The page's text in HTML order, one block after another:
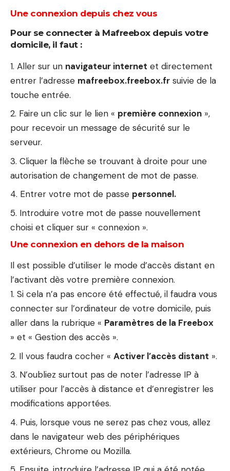
Une connexion depuis chez vous
Pour se connecter à Mafreebox depuis votre
domicile, il faut :
Aller sur un navigateur internet et directement
entrer l’adresse mafreebox.freebox.fr suivie de la
touche entrée.
Faire un clic sur le lien « première connexion »,
pour recevoir un message de sécurité sur le
serveur.
Cliquer la flèche se trouvant à droite pour une
autorisation de changement de mot de passe.
Entrer votre mot de passe personnel.
Introduire votre mot de passe nouvellement
choisi et cliquer sur « connexion ».
Une connexion en dehors de la maison
Il est possible d’utiliser le mode d’accès distant en
l’activant dès votre première connexion.
Si cela n’a pas encore été effectué, il faudra vous
connecter sur l’ordinateur de votre domicile, puis
aller dans la rubrique « Paramètres de la Freebox
» et « Gestion des accès ».
Il vous faudra cocher « Activer l’accès distant ».
N’oubliez surtout pas de noter l’adresse IP à
utiliser pour l’accès à distance et d’enregistrer les
modifications apportées.
Puis, lorsque vous ne serez pas chez vous, allez
dans le navigateur web des périphériques
extérieurs, Chrome ou Mozilla.